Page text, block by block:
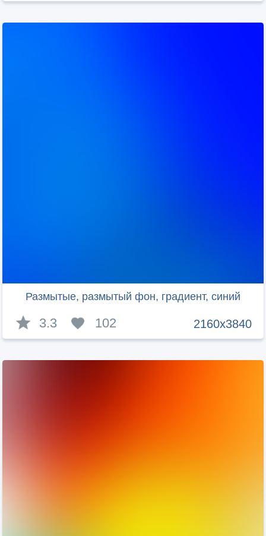
Размытые, размытый фон, градиент, синий
2160x3840
3.3 102